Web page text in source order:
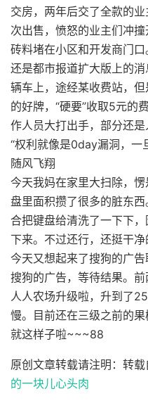
交房，两年后交了全款的
次出售，愤怒的业主们冲
砖料堵在小区和开发商门口
还是都市报道扩大版上的
辆车上，途经某收费站，
的好牌，“硬要”收取5元的
作人员大打出手，部分还是
“权利就像是0day漏洞，
随风飞翔
今天我妈在家里大扫除，
盘里面积攒了很多的脏东
合把键盘给清洗了一下下
下来。不过还行，还挺干净
今天又想起来了搜狗的广
搜狗的广告，等待结果。
人人农场升级啦，升到了
慢。目前还在三级之前的
就这样子啦~~~88
原创文章转载请注明：转载
的一块儿心头肉